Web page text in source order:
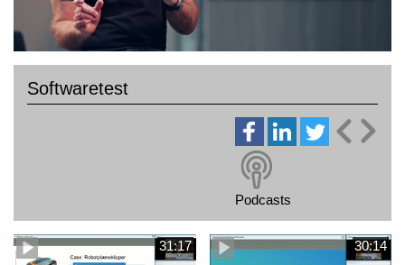
Softwaretest
Podcasts
31:17 30:14